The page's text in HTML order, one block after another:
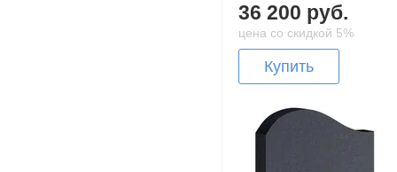
36 200 руб.
цена со скидкой 5%
Купить